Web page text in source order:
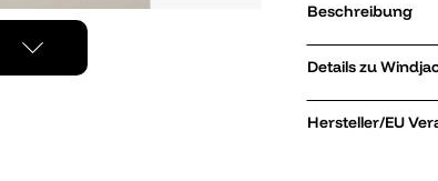
Beschreibung
Hersteller/EU